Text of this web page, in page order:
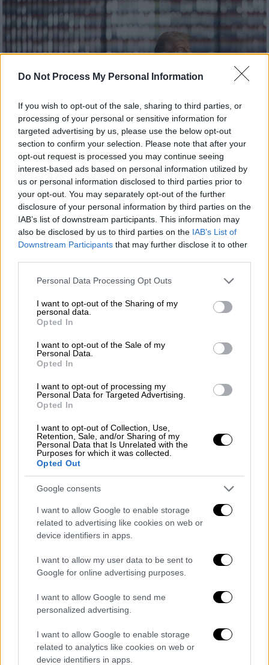
Do Not Process My Personal Information
If you wish to opt-out of the sale, sharing to third parties, or
processing of your personal or sensitive information for
targeted advertising by us, please use the below opt-out
section to confirm your selection. Please note that after your
opt-out request is processed you may continue seeing
interest-based ads based on personal information utilized by
us or personal information disclosed to third parties prior to
your opt-out. You may separately opt-out of the further
disclosure of your personal information by third parties on the
IAB’s list of downstream participants. This information may
also be disclosed by us to third parties on the IAB’s List of
Downstream Participants that may further disclose it to other
Please note that this website/app uses one or more Google
not limited to your visit or usage behaviour. You may click to
grant or deny consent to Google and its third-party tags to
use your data for below specified purposes in below Google
consent section.
Personal Data Processing Opt Outs
I want to opt-out of the Sharing of my
personal data.
Opted In
I want to opt-out of the Sale of my
Personal Data.
Opted In
I want to opt-out of processing my
Personal Data for Targeted Advertising.
Opted In
I want to opt-out of Collection, Use,
Retention, Sale, and/or Sharing of my
Personal Data that Is Unrelated with the
Purposes for which it was collected.
Opted Out
Google consents
I want to allow Google to enable storage
related to advertising like cookies on web or
device identifiers in apps.
I want to allow my user data to be sent to
Google for online advertising purposes.
I want to allow Google to send me
personalized advertising.
I want to allow Google to enable storage
related to analytics like cookies on web or
device identifiers in apps.
Κόσμος26.03.2026 15:14
«Το τελικό πλήγμα»: Οι 4 επιλογές του
Τραμπ αν δεν βρεθεί λύση στις
διαπραγματεύσεις με την Τεχεράνη
Ποια σενάρια εξετάζει ο Αμερικανός
πρόεδρος και το Πεντάγωνο σύμφωνα με το
Axios
Κόσμος 24.03.2026 19:59
WSJ: Οι ΗΠΑ έτοιμες να στείλουν
άλλους 3.000 στρατιώτες στη Μέση
Ανατολή
Δεν έχει ληφθεί οριστική απόφαση για την
αποστολή χερσαίων δυνάμεων εντός του
ιρανικού εδάφους